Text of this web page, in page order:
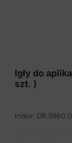
Tacki
Jednorazowy
Igły do
szt. )
Index: